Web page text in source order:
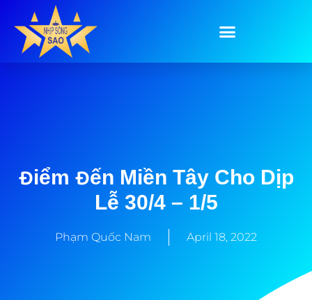
Điểm Đến Miền Tây Cho Dịp
Lễ 30/4 – 1/5
Phạm Quốc Nam April 18, 2022